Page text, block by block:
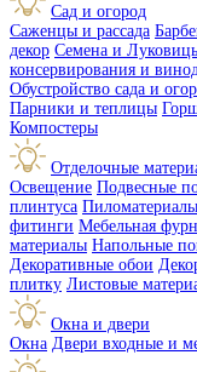
Сад и огород
Саженцы и рассада
декор Семена и
консервирования и
Обустройство сада и
Парники и теплицы
Компостеры
Отделочные
Освещение Подвесные
плинтуса Пиломатериалы
фитинги Мебельная
материалы Напольные
Декоративные обои
плитку Листовые
Окна и двери
Окна Двери входные и